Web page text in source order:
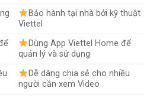
Bảo hành tại nhà bởi kỹ thuật
Viettel
Dùng App Viettel Home để
quản lý và sử dụng
Dễ dàng chia sẻ cho nhiều
người cần xem Video